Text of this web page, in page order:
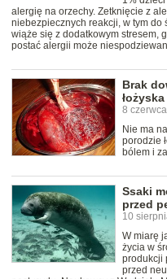
alergię na orzechy. Zetknięcie z
niebezpiecznych reakcji, w tym
wiąże się z dodatkowym stresem,
postać alergii może
Brak
łożyska
8
Nie ma
porodzie
bólem i
Ssaki
przed
10
W miarę
życia w
produkcji
przed